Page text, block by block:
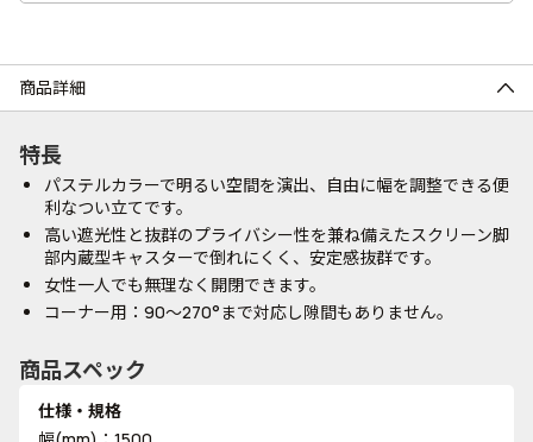
商品詳細
特長
パステルカラーで明るい空間を演出、自由に幅を調整できる便
利なつい立てです。
高い遮光性と抜群のプライバシー性を兼ね備えたスクリーン脚
部内蔵型キャスターで倒れにくく、安定感抜群です。
女性一人でも無理なく開閉できます。
コーナー用：90～270°まで対応し隙間もありません。
商品スペック
仕様・規格